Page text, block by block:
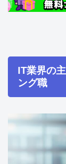
IT業界の
ング職